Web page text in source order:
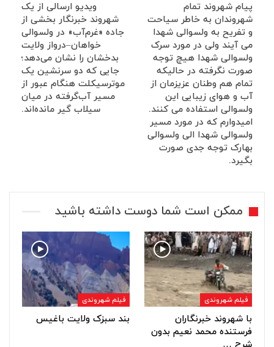
پیام شهروند تمام
شهروندان به خاطر سیاحت
و تفریح به ولسوالی شهدا
می آیند ولی در مورد سرک
ولسوالی شهدا هیچ توجه
صورت نگرفته در حالیکه
تمام هم وطنان عزیزمان از
آب و هوای زیبایی این
ولسوالی استفاده می کنند.
امیدوارم که در مورد مسیر
ولسوالی شهدا الی ولسوالی
بهارک توجه جدی صورت
بگیرد.
ویدیو ارسالی از یک
شهروند خبرنگار بخشی از
جاده «غرم‌آب» در ولسوالی
خواهان–درواز ولایت
بدخشان را نشان می‌دهد؛
جایی که دو سرنشین یک
موترسیکلت هنگام عبور از
مسیر آب‌گرفته در میان
سیلاب گیر مانده‌اند.
ممکن است شما دوست داشته باشید
فیلم شهروندی
با شهروند خبرنگاران
فرستنده محمد نعیم بدون
فیلم شهروندی
بند سبزک ولایت باغیس